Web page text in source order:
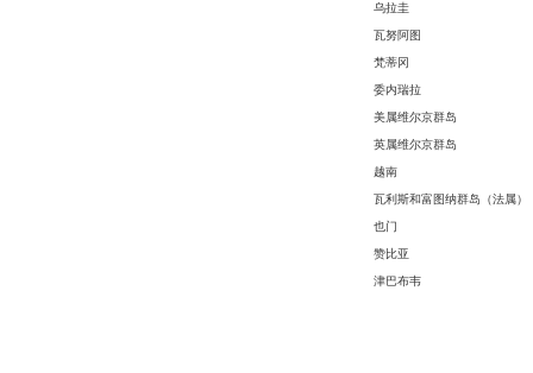
乌拉圭
瓦努阿图
梵蒂冈
委内瑞拉
美属维尔京群岛
英属维尔京群岛
越南
瓦利斯和富图纳群岛（法属）
也门
赞比亚
津巴布韦